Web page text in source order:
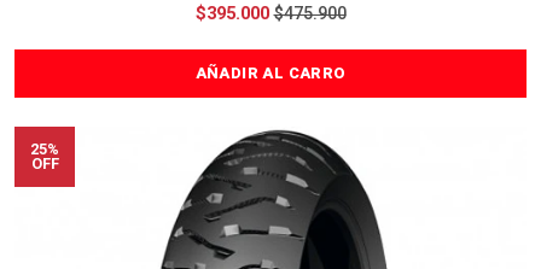
$395.000 $475.900
AÑADIR AL CARRO
25%
OFF